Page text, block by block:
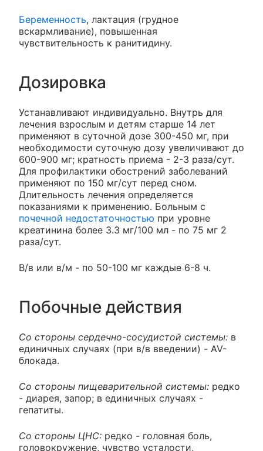
Беременность, лактация (грудное
вскармливание), повышенная
чувствительность к ранитидину.
Дозировка
Устанавливают индивидуально. Внутрь для
лечения взрослым и детям старше 14 лет
применяют в суточной дозе 300-450 мг, при
необходимости суточную дозу увеличивают до
600-900 мг; кратность приема - 2-3 раза/сут.
Для профилактики обострений заболеваний
применяют по 150 мг/сут перед сном.
Длительность лечения определяется
показаниями к применению. Больным с
почечной недостаточностью при уровне
креатинина более 3.3 мг/100 мл - по 75 мг 2
раза/сут.
В/в или в/м - по 50-100 мг каждые 6-8 ч.
Побочные действия
Со стороны сердечно-сосудистой системы: в
единичных случаях (при в/в введении) - AV-
блокада.
Со стороны пищеварительной системы: редко
- диарея, запор; в единичных случаях -
гепатиты.
Со стороны ЦНС: редко - головная боль,
головокружение, чувство усталости,